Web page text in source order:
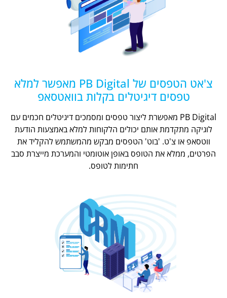
צ'אט הטפסים של PB Digital מאפשר למלא
טפסים דיגיטלים בקלות בוואטסאפ
PB Digital מאפשרת ליצור טפסים ומסמכים דיגיטלים חכמים עם
לוגיקה מתקדמת אותם יכולים הלקוחות למלא באמצעות הודעת
ווטסאפ או צ'ט. 'בוט' הטפסים מבקש מהמשתמש להקליד את
הפרטים, ממלא את הטופס באופן אוטומטי והמערכת מייצרת סבב
חתימות לטופס.